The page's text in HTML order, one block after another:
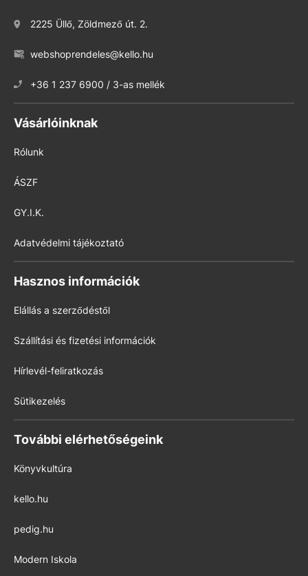
2225 Üllő, Zöldmező út. 2.
webshoprendeles@kello.hu
+36 1 237 6900 / 3-as mellék
Vásárlóinknak
Rólunk
ÁSZF
GY.I.K.
Adatvédelmi tájékoztató
Hasznos információk
Elállás a szerződéstől
Szállítási és fizetési információk
Hírlevél-feliratkozás
Sütikezelés
További elérhetőségeink
Könyvkultúra
kello.hu
pedig.hu
Modern Iskola